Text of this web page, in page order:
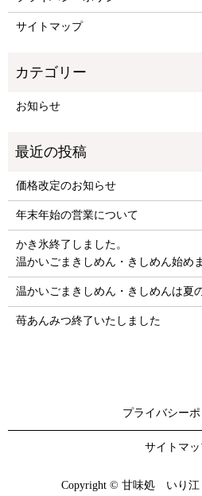
サイトマップ
お知らせ
価格改定のお知らせ
年末年始の営業について
かき氷終了しました。
温かいごまきしめん・きしめん始め
温かいごまきしめん・きしめんは夏
苺あんみつ終了いたしました
プライバシー
サイトマ
Copyright © 甘味処 いり江